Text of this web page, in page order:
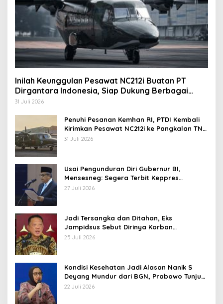
Inilah Keunggulan Pesawat NC212i Buatan PT
Dirgantara Indonesia, Siap Dukung Berbagai
Operasi TNI
31 Juli 2026
Penuhi Pesanan Kemhan RI, PTDI Kembali
Kirimkan Pesawat NC212i ke Pangkalan TNI
AU
31 Juli 2026
Usai Pengunduran Diri Gubernur BI,
Mensesneg: Segera Terbit Keppres
Pemberhentian dengan Hormat
27 Juli 2026
Jadi Tersangka dan Ditahan, Eks
Jampidsus Sebut Dirinya Korban
Kriminalisasi
25 Juli 2026
Kondisi Kesehatan Jadi Alasan Nanik S
Deyang Mundur dari BGN, Prabowo Tunjuk
Wamentan Sudaryono
22 Juli 2026